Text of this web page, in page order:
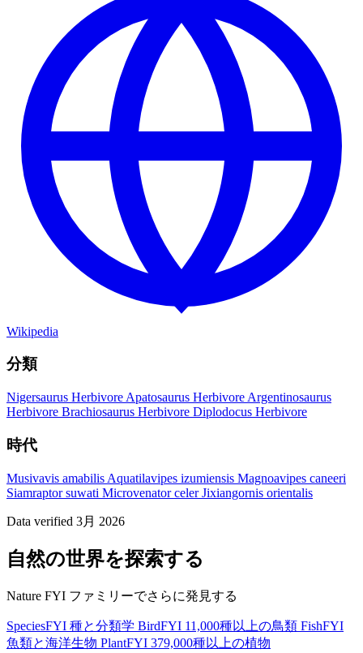
Wikipedia
分類
Nigersaurus Herbivore Apatosaurus Herbivore Argentinosaurus
Herbivore Brachiosaurus Herbivore Diplodocus Herbivore
時代
Musivavis amabilis Aquatilavipes izumiensis Magnoavipes caneeri
Siamraptor suwati Microvenator celer Jixiangornis orientalis
Data verified 3月 2026
自然の世界を探索する
Nature FYI ファミリーでさらに発見する
SpeciesFYI 種と分類学 BirdFYI 11,000種以上の鳥類 FishFYI
魚類と海洋生物 PlantFYI 379,000種以上の植物